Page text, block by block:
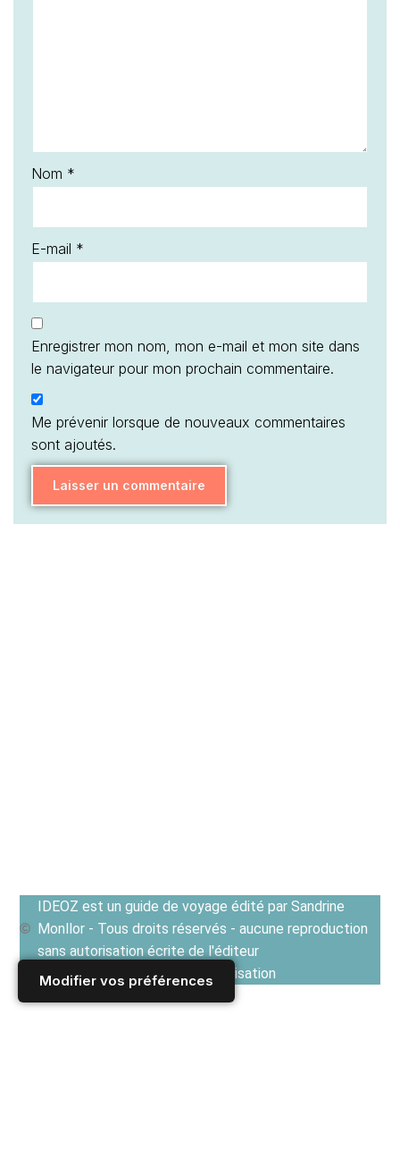
Modifier vos préférences
Nom *
E-mail *
Enregistrer mon nom, mon e-mail et mon site dans
le navigateur pour mon prochain commentaire.
Me prévenir lorsque de nouveaux commentaires
sont ajoutés.
IDEOZ est un guide de voyage édité par Sandrine
Monllor - Tous droits réservés - aucune reproduction
sans autorisation écrite de l'éditeur
Voir les Conditions générales d'utilisation